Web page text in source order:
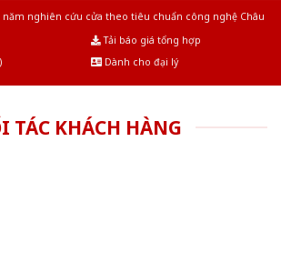
nghiên cứu cửa theo tiêu chuẩn công nghệ Châu
Tải báo giá tổng hợp
Dành cho đại lý
TÁC KHÁCH HÀNG